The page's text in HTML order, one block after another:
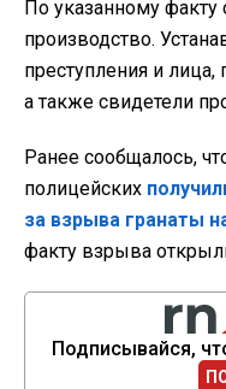
По указанному факту
производство.
преступления и
а также свидетели
Ранее сообщалось,
полицейских
за взрыва гранаты
факту взрыва
Подписывайся,